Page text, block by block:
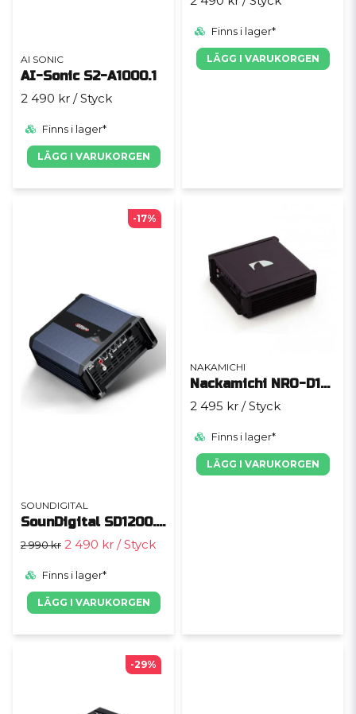
AI SONIC
AI-Sonic S2-A1000.1
2 490 kr / Styck
Finns i lager*
LÄGG I VARUKORGEN
Finns i lager*
LÄGG I VARUKORGEN
SOUNDIGITAL
SounDigital SD1200.1 EVO 5 - 2 Ohm
2 990 kr 2 490 kr / Styck
Finns i lager*
LÄGG I VARUKORGEN
-17%
NAKAMICHI
Nackamichi NRO-D1500.1
2 495 kr / Styck
Finns i lager*
LÄGG I VARUKORGEN
-29%